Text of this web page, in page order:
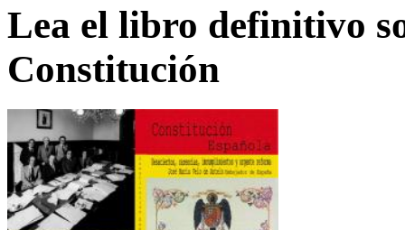
Lea el libro definitivo
Constitución